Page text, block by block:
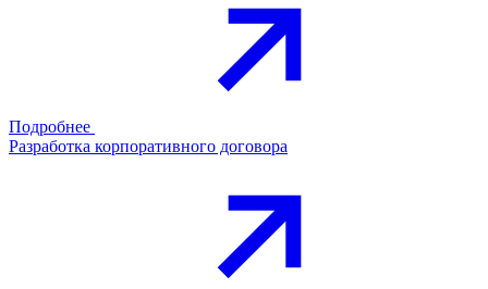
Подробнее
Разработка корпоративного договора